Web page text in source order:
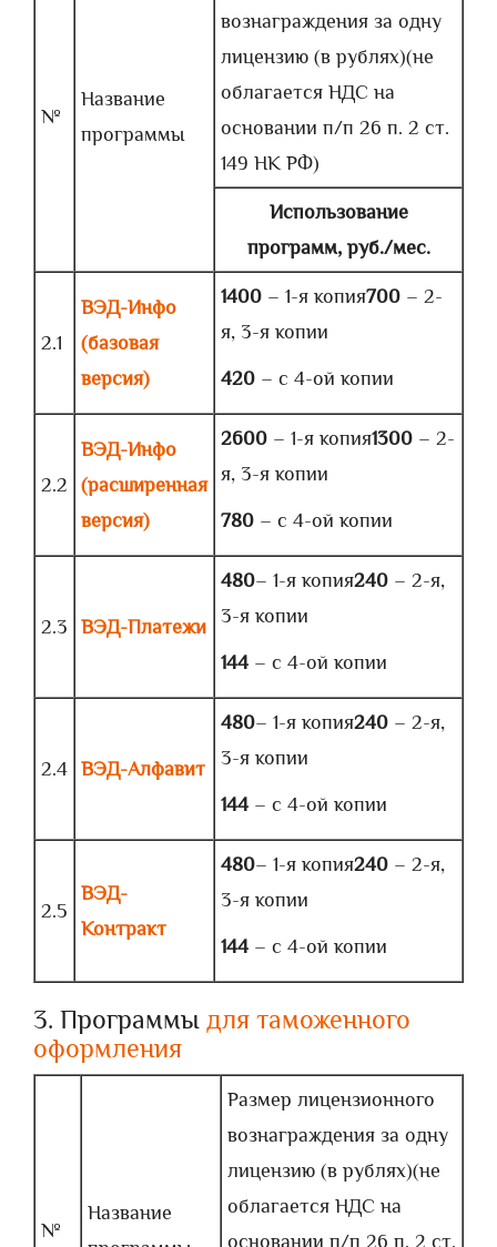
№
Название
программы
вознаграждения за одну
лицензию (в рублях)(не
облагается НДС на
основании п/п 26 п. 2 ст.
149 НК РФ)
Использование
программ, руб./мес.
2.1
ВЭД-Инфо
(базовая
версия)
1400 – 1-я копия700 – 2-
я, 3-я копии
420 – с 4-ой копии
2.2
ВЭД-Инфо
(расширенная
версия)
2600 – 1-я копия1300 – 2-
я, 3-я копии
780 – с 4-ой копии
2.3 ВЭД-Платежи
480– 1-я копия240 – 2-я,
3-я копии
144 – с 4-ой копии
2.4 ВЭД-Алфавит
480– 1-я копия240 – 2-я,
3-я копии
144 – с 4-ой копии
2.5
ВЭД-
Контракт
480– 1-я копия240 – 2-я,
3-я копии
144 – с 4-ой копии
3. Программы для таможенного
оформления
№
Название
Размер лицензионного
вознаграждения за одну
лицензию (в рублях)(не
облагается НДС на
основании п/п 26 п. 2 ст.